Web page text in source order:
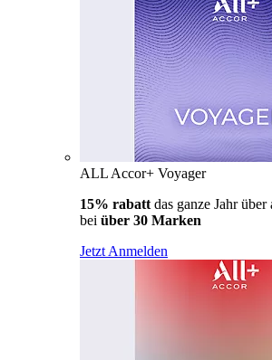
ALL Accor+ Voyager
15% rabatt das ganze Jahr
bei über 30 Marken
Jetzt Anmelden